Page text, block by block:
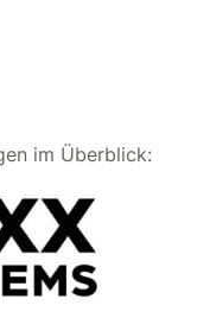
im Überblick: